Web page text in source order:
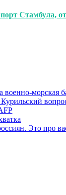
Стамбула,
военно-морская
Это про